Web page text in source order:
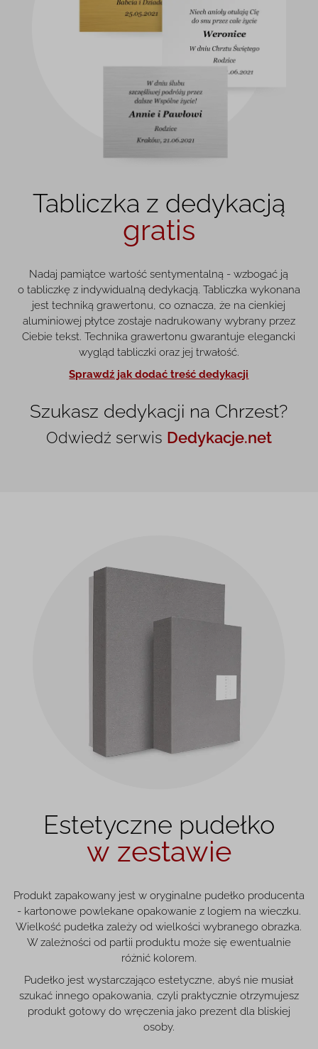
Tabliczka z dedykacją
gratis
Nadaj pamiątce wartość sentymentalną - wzbogać ją
o tabliczkę z indywidualną dedykacją. Tabliczka wykonana
jest techniką grawertonu, co oznacza, że na cienkiej
aluminiowej płytce zostaje nadrukowany wybrany przez
Ciebie tekst. Technika grawertonu gwarantuje elegancki
wygląd tabliczki oraz jej trwałość.
Sprawdź jak dodać treść dedykacji
Szukasz dedykacji na Chrzest?
Odwiedź serwis Dedykacje.net
Estetyczne pudełko
w zestawie
Produkt zapakowany jest w oryginalne pudełko producenta
- kartonowe powlekane opakowanie z logiem na wieczku.
Wielkość pudełka zależy od wielkości wybranego obrazka.
W zależności od partii produktu może się ewentualnie
różnić kolorem.
Pudełko jest wystarczająco estetyczne, abyś nie musiał
szukać innego opakowania, czyli praktycznie otrzymujesz
produkt gotowy do wręczenia jako prezent dla bliskiej
osoby.